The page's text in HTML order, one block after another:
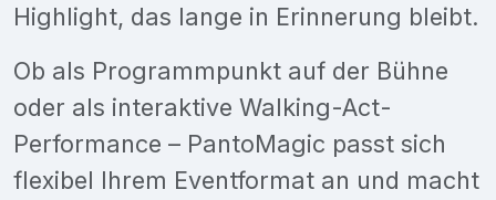
Highlight, das lange in Erinnerung bleibt.
Ob als Programmpunkt auf der Bühne
oder als interaktive Walking-Act-
Performance – PantoMagic passt sich
flexibel Ihrem Eventformat an und macht